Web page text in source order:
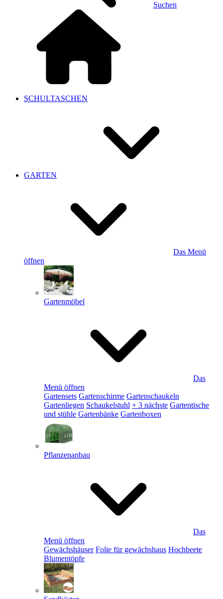
Suchen
SCHULTASCHEN
GARTEN
Das Menü
öffnen
Gartenmöbel
Das
Menü öffnen
Gartensets Gartenschirme Gartenschaukeln
Gartenliegen Schaukelstuhl + 3 nächste Gartentische
und stühle Gartenbänke Gartenboxen
Pflanzenanbau
Das
Menü öffnen
Gewächshäuser Folie für gewächshaus Hochbeete
Blumentöpfe